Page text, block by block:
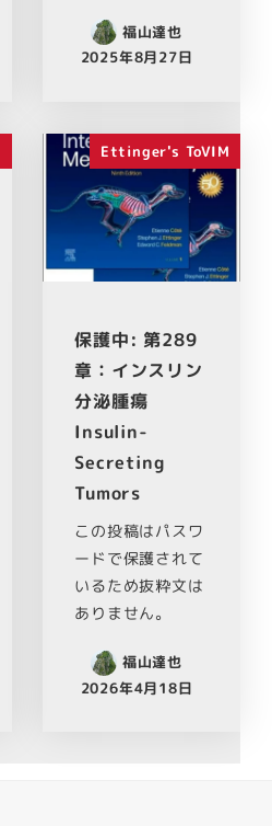
福山達也
2025年8月27日
Ettinger's ToVIM
保護中: 第289
章：インスリン
分泌腫瘍
Insulin-
Secreting
Tumors
この投稿はパスワ
ードで保護されて
いるため抜粋文は
ありません。
福山達也
2026年4月18日